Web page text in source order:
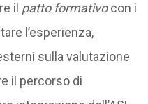
il patto formativocon i
l’esperienza,
sulla valutazione
il percorso di